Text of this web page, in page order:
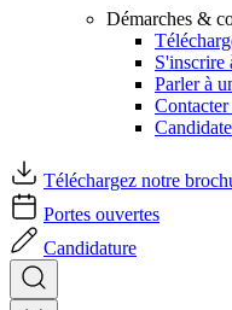
Démarches &
S'inscrire
Parler à
Téléchargez notre
Portes ouvertes
Candidature